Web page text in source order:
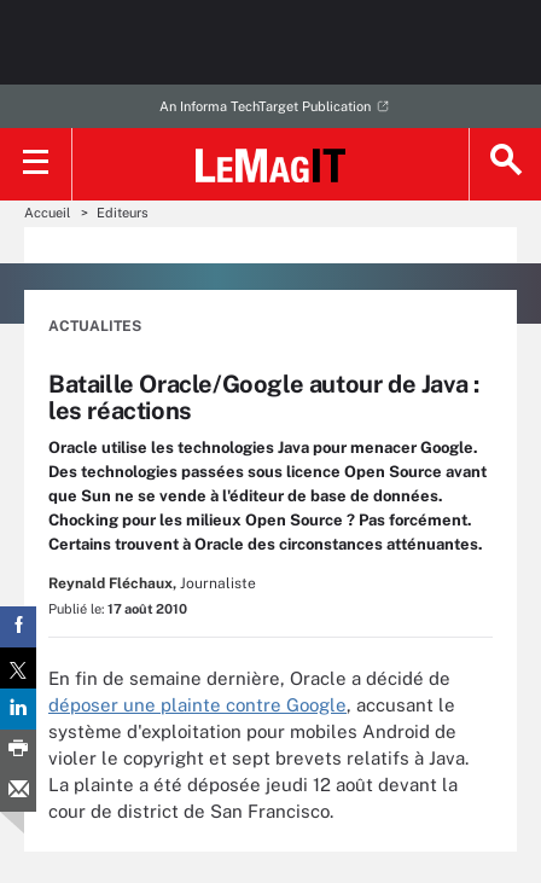
An Informa TechTarget Publication
Accueil Editeurs
ACTUALITES
Bataille Oracle/Google autour de Java :
les réactions
Oracle utilise les technologies Java pour menacer Google.
Des technologies passées sous licence Open Source avant
que Sun ne se vende à l'éditeur de base de données.
Chocking pour les milieux Open Source ? Pas forcément.
Certains trouvent à Oracle des circonstances atténuantes.
Reynald Fléchaux, Journaliste
Publié le: 17 août 2010
En fin de semaine dernière, Oracle a décidé de
déposer une plainte contre Google, accusant le
système d'exploitation pour mobiles Android de
violer le copyright et sept brevets relatifs à Java.
La plainte a été déposée jeudi 12 août devant la
cour de district de San Francisco.